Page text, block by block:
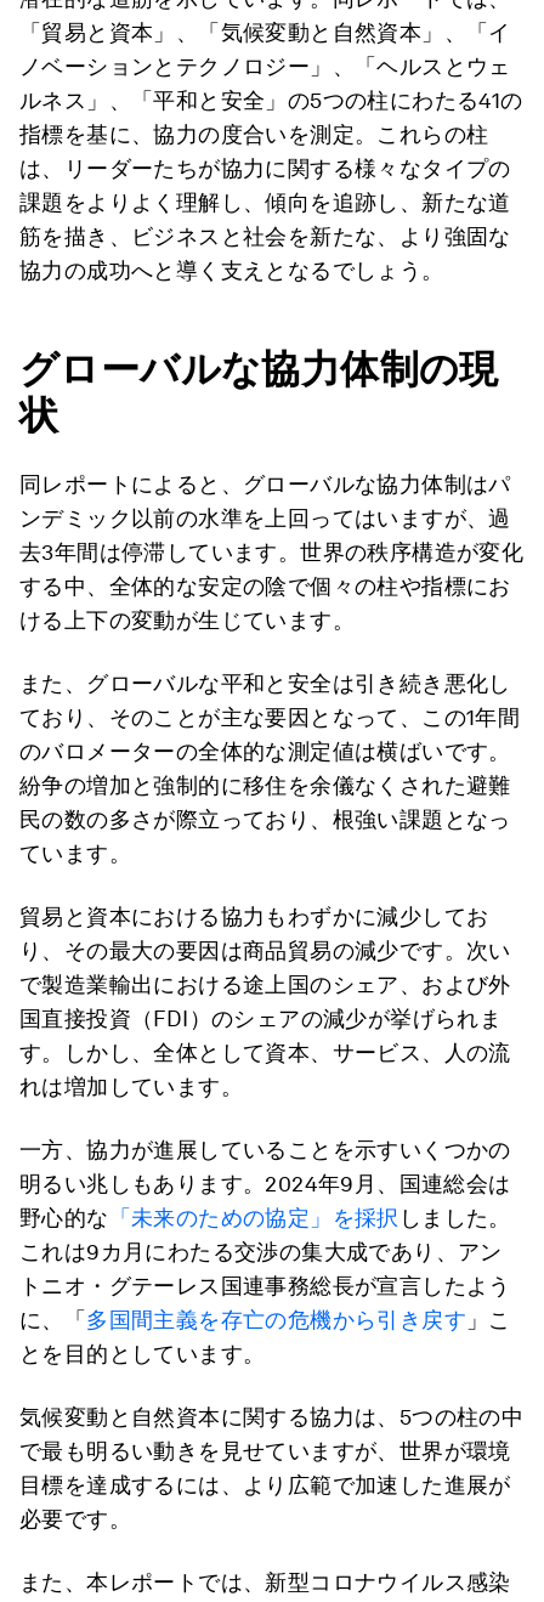
「貿易と資本」、「気候変動と自然資本」、「イ
ノベーションとテクノロジー」、「ヘルスとウェ
ルネス」、「平和と安全」の5つの柱にわたる41の
指標を基に、協力の度合いを測定。これらの柱
は、リーダーたちが協力に関する様々なタイプの
課題をよりよく理解し、傾向を追跡し、新たな道
筋を描き、ビジネスと社会を新たな、より強固な
協力の成功へと導く支えとなるでしょう。
グローバルな協力体制の現
状
同レポートによると、グローバルな協力体制はパ
ンデミック以前の水準を上回ってはいますが、過
去3年間は停滞しています。世界の秩序構造が変化
する中、全体的な安定の陰で個々の柱や指標にお
ける上下の変動が生じています。
また、グローバルな平和と安全は引き続き悪化し
ており、そのことが主な要因となって、この1年間
のバロメーターの全体的な測定値は横ばいです。
紛争の増加と強制的に移住を余儀なくされた避難
民の数の多さが際立っており、根強い課題となっ
ています。
貿易と資本における協力もわずかに減少してお
り、その最大の要因は商品貿易の減少です。次い
で製造業輸出における途上国のシェア、および外
国直接投資（FDI）のシェアの減少が挙げられま
す。しかし、全体として資本、サービス、人の流
れは増加しています。
一方、協力が進展していることを示すいくつかの
明るい兆しもあります。2024年9月、国連総会は
野心的な 「未来のための協定」を採択 しました。
これは9カ月にわたる交渉の集大成であり、アン
トニオ・グテーレス国連事務総長が宣言したよう
に、「 多国間主義を存亡の危機から引き戻す 」こ
とを目的としています。
気候変動と自然資本に関する協力は、5つの柱の中
で最も明るい動きを見せていますが、世界が環境
目標を達成するには、より広範で加速した進展が
必要です。
また、本レポートでは、新型コロナウイルス感染